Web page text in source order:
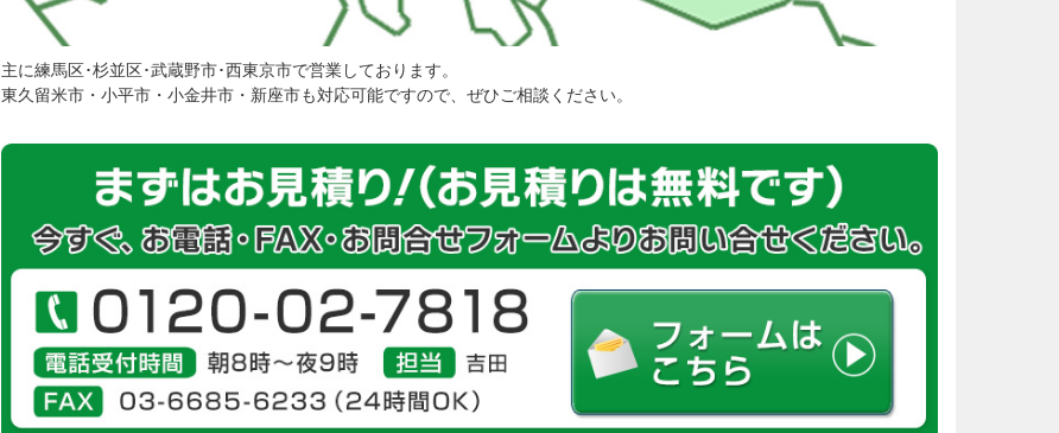
主に練馬区･杉並区･武蔵野市･西東京市で営業しております。
東久留米市・小平市・小金井市・新座市も対応可能ですので、ぜひご相談ください。